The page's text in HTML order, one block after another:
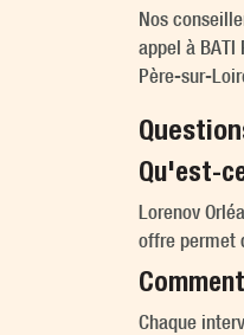
Nos
appel à BATI
Père-sur-
Qu'est-
Lorenov
offre permet
Chaque